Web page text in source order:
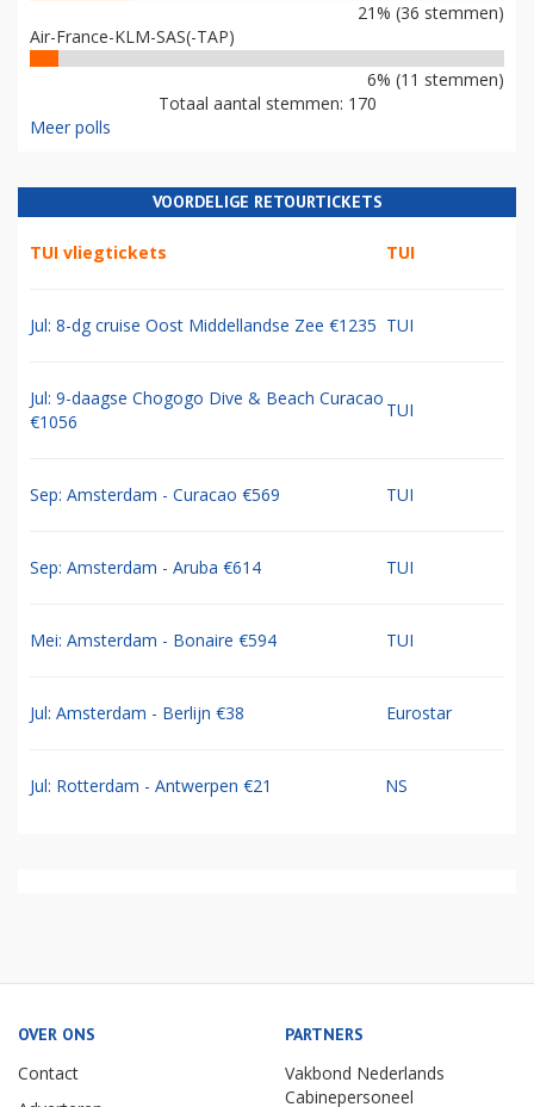
21% (36 stemmen)
Air-France-KLM-SAS(-TAP)
6% (11 stemmen)
Totaal aantal stemmen: 170
Meer polls
VOORDELIGE RETOURTICKETS
TUI vliegtickets TUI
Jul: 8-dg cruise Oost Middellandse Zee €1235 TUI
Jul: 9-daagse Chogogo Dive & Beach Curacao
€1056
TUI
Sep: Amsterdam - Curacao €569 TUI
Sep: Amsterdam - Aruba €614 TUI
Mei: Amsterdam - Bonaire €594 TUI
Jul: Amsterdam - Berlijn €38 Eurostar
Jul: Rotterdam - Antwerpen €21 NS
OVER ONS
Contact
PARTNERS
Vakbond Nederlands
Cabinepersoneel